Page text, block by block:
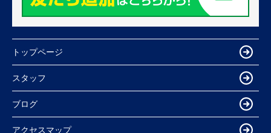
トップページ
スタッフ
ブログ
アクセスマップ